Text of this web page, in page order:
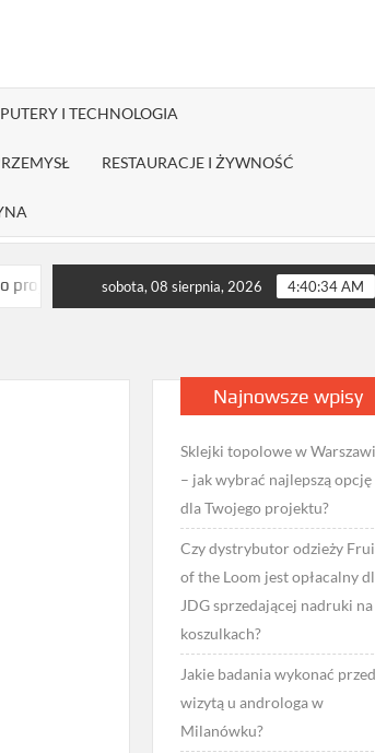
I TECHNOLOGIA
RESTAURACJE I ŻYWNOŚĆ
Czy dystrybutor odzieży Fruit of the Loom
sobota, 08 sierpnia, 2026 4:40:35 AM
Najnowsze wpisy
Sklejki topolowe w
– jak wybrać najlepszą opcję
dla Twojego projektu?
Czy dystrybutor odzieży
of the Loom jest opłacalny
JDG sprzedającej nadruki na
koszulkach?
Jakie badania wykonać przed
wizytą u androloga w
Milanówku?